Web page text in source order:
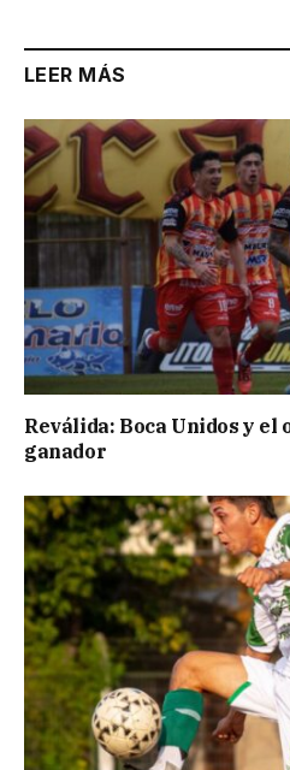
LEER MÁS
Reválida: Boca Unidos y el
ganador